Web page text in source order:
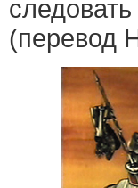
следовать
(перевод